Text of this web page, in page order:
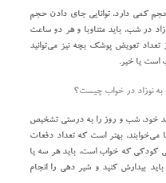
کمی دارد، توانایی جای دادن حجم
در شب، باید متناوبا و هر دو ساعت
تعداد تعویض پوشک بچه نیز می‌توانید
است یا خیر.
به نوزاد در خواب چیست؟
خود، شب و روز را به درستی تشخیص
می‌خوابند، بهتر است که تعداد دفعات
کودکی که خواب است، باید هر سه یا
بیدارش کنید و شیر دهی را انجام